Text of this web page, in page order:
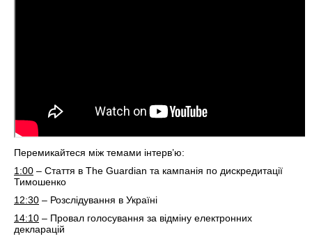
Перемикайтеся між темами інтерв’ю:
1:00 – Стаття в The Guardian та кампанія по дискредитації
Тимошенко
12:30 – Розслідування в Україні
14:10 – Провал голосування за відміну електронних
декларацій